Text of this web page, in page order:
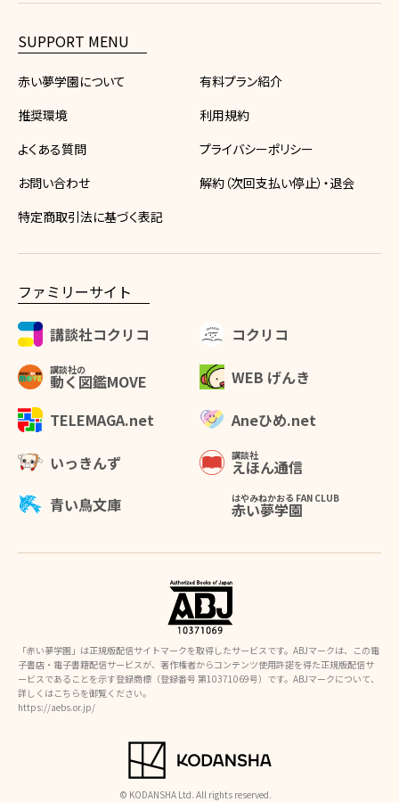
SUPPORT MENU
赤い夢学園について
有料プラン紹介
推奨環境
利用規約
よくある質問
プライバシーポリシー
お問い合わせ
解約（次回支払い停止）・退会
特定商取引法に基づく表記
ファミリーサイト
講談社コクリコ
コクリコ
講談社の
動く図鑑MOVE
WEB げんき
TELEMAGA.net
Aneひめ.net
いっきんず 講談社
えほん通信
青い鳥文庫
はやみねかおる FAN CLUB
赤い夢学園
「赤い夢学園」は正規版配信サイトマークを取得したサービスです。ABJマークは、この電
子書店・電子書籍配信サービスが、著作権者からコンテンツ使用許諾を得た正規版配信サ
ービスであることを示す登録商標（登録番号 第10371069号）です。ABJマークについて、
詳しくはこちらを御覧ください。
https://aebs.or.jp/
© KODANSHA Ltd. All rights reserved.